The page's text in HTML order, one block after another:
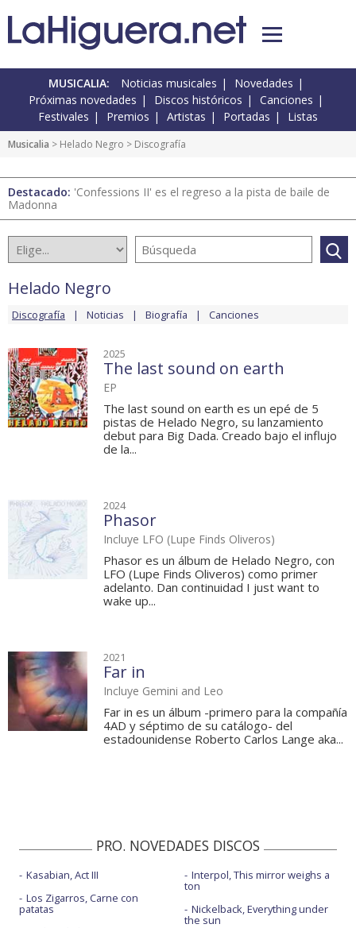
MUSICALIA: Noticias musicales
Novedades
Próximas novedades
Discos históricos
Canciones
Festivales
Premios Artistas Portadas Listas
Musicalia > Helado Negro > Discografía
Destacado: 'Confessions II' es el regreso a la pista de baile de
Madonna
Helado Negro
Discografía Noticias Biografía Canciones
2025
The last sound on earth
EP
The last sound on earth es un epé de 5
pistas de Helado Negro, su lanzamiento
debut para Big Dada. Creado bajo el influjo
de la...
2024
Phasor
Incluye LFO (Lupe Finds Oliveros)
Phasor es un álbum de Helado Negro, con
LFO (Lupe Finds Oliveros) como primer
adelanto. Dan continuidad I just want to
wake up...
2021
Far in
Incluye Gemini and Leo
Far in es un álbum -primero para la compañía
4AD y séptimo de su catálogo- del
estadounidense Roberto Carlos Lange aka...
PRO. NOVEDADES DISCOS
Kasabian, Act III
Los Zigarros, Carne con
patatas
Interpol, This mirror weighs a
ton
Nickelback, Everything under
the sun